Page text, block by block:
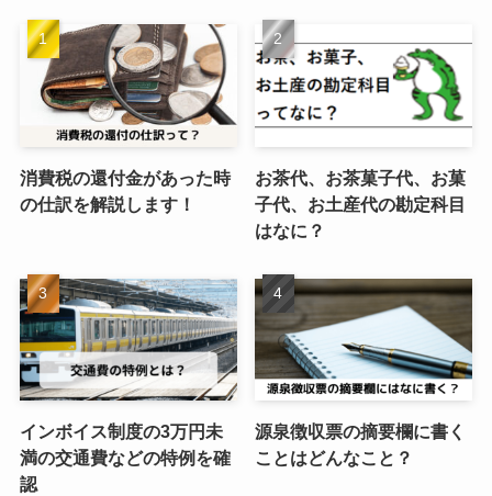
消費税の還付金があった時
の仕訳を解説します！
お茶代、お茶菓子代、お菓
子代、お土産代の勘定科目
はなに？
インボイス制度の3万円未
満の交通費などの特例を確
認
源泉徴収票の摘要欄に書く
ことはどんなこと？